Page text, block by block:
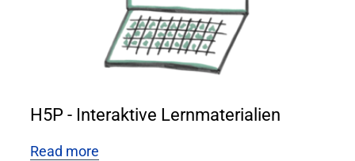
H5P - Interaktive Lernmaterialien
Read more